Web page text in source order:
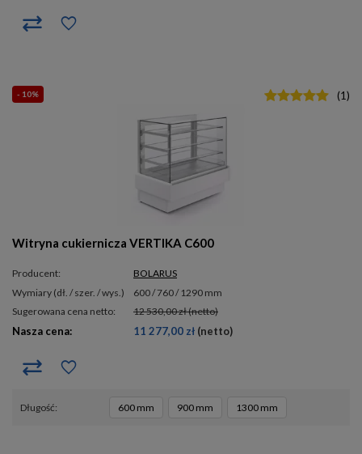
- 10%
Witryna cukiernicza VERTIKA C600
Producent:
BOLARUS
wymiary (dł. / szer. / wys.)
600 / 760 / 1290 mm
Sugerowana cena netto:
12 530,00 zł(netto)
Nasza cena: 11 277,00 zł (netto)
(1)
długość 600 mm 900 mm 1300 mm